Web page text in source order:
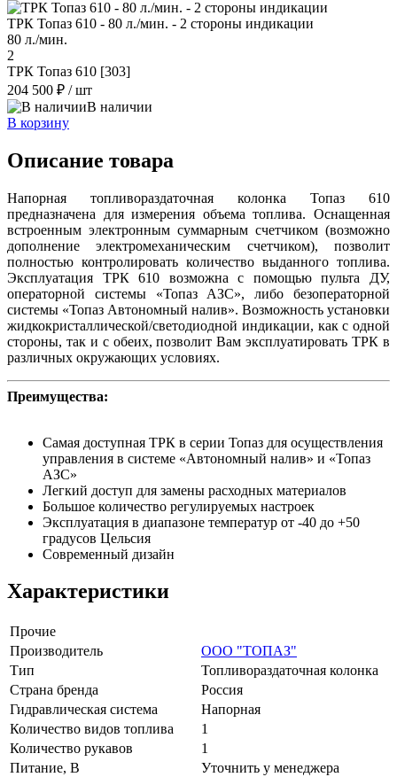
ТРК Топаз 610 - 80 л./мин. - 2 стороны индикации
80 л./мин.
2
ТРК Топаз 610 [303]
204 500 ₽ / шт
В наличии
В корзину
Описание товара
Напорная топливораздаточная колонка Топаз 610
предназначена для измерения объема топлива. Оснащенная
встроенным электронным суммарным счетчиком (возможно
дополнение электромеханическим счетчиком), позволит
полностью контролировать количество выданного топлива.
Эксплуатация ТРК 610 возможна с помощью пульта ДУ,
операторной системы «Топаз АЗС», либо безоператорной
системы «Топаз Автономный налив». Возможность установки
жидкокристаллической/светодиодной индикации, как с одной
стороны, так и с обеих, позволит Вам эксплуатировать ТРК в
различных окружающих условиях.
Преимущества:
Самая доступная ТРК в серии Топаз для осуществления
управления в системе «Автономный налив» и «Топаз
АЗС»
Легкий доступ для замены расходных материалов
Большое количество регулируемых настроек
Эксплуатация в диапазоне температур от -40 до +50
градусов Цельсия
Современный дизайн
Характеристики
Прочие
Производитель
ООО "ТОПАЗ"
Тип
Топливораздаточная колонка
Страна бренда
Россия
Гидравлическая система
Напорная
Количество видов топлива
1
Количество рукавов
1
Питание, В
Уточнить у менеджера